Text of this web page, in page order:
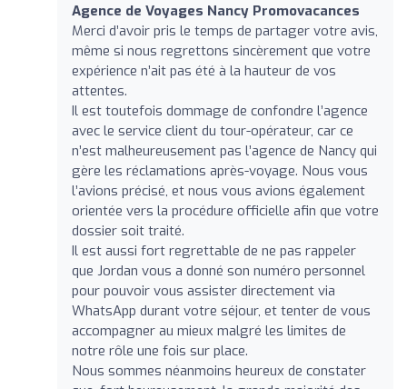
Agence de Voyages Nancy Promovacances
Merci d’avoir pris le temps de partager votre avis,
même si nous regrettons sincèrement que votre
expérience n’ait pas été à la hauteur de vos
attentes.
Il est toutefois dommage de confondre l’agence
avec le service client du tour-opérateur, car ce
n’est malheureusement pas l’agence de Nancy qui
gère les réclamations après-voyage. Nous vous
l’avions précisé, et nous vous avions également
orientée vers la procédure officielle afin que votre
dossier soit traité.
Il est aussi fort regrettable de ne pas rappeler
que Jordan vous a donné son numéro personnel
pour pouvoir vous assister directement via
WhatsApp durant votre séjour, et tenter de vous
accompagner au mieux malgré les limites de
notre rôle une fois sur place.
Nous sommes néanmoins heureux de constater